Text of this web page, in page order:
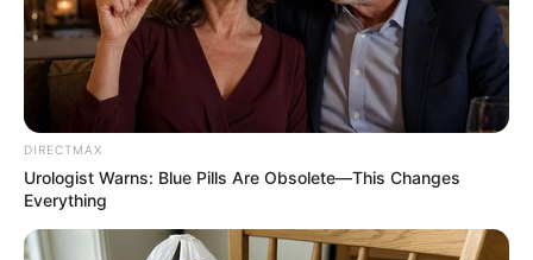
MEDVI
DIRECTMAX
Urologist Warns: Blue Pills Are Obsolete—This Changes
Everything